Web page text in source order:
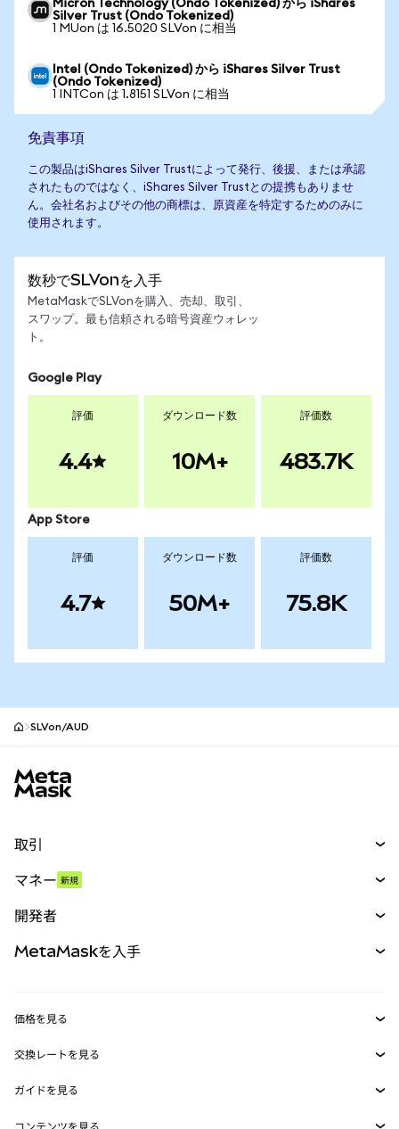
Micron Technology (Ondo Tokenized) から iShares
Silver Trust (Ondo Tokenized)
1 MUon は 16.5020 SLVon に相当
Intel (Ondo Tokenized) から iShares Silver Trust
(Ondo Tokenized)
1 INTCon は 1.8151 SLVon に相当
免責事項
この製品はiShares Silver Trustによって発行、後援、または承認
されたものではなく、iShares Silver Trustとの提携もありませ
ん。会社名およびその他の商標は、原資産を特定するためのみに
使用されます。
数秒でSLVonを入手
MetaMaskでSLVonを購入、売却、取引、
スワップ。最も信頼される暗号資産ウォレッ
ト。
Google Play
評価
4.4
ダウンロード数
10M+
評価数
483.7K
App Store
評価
4.7
ダウンロード数
50M+
評価数
75.8K
SLVon/AUD
取引
パーペチュアル
RWA
マネー 新規
開発者
MetaMask Connect
Snaps
MetaMaskを入手
セキュリティ
価格を見る
イーサリアムの価格
Solanaの価格
交換レートを見る
ETH→USD
USDT→INR
ガイドを見る
コンテンツを見る